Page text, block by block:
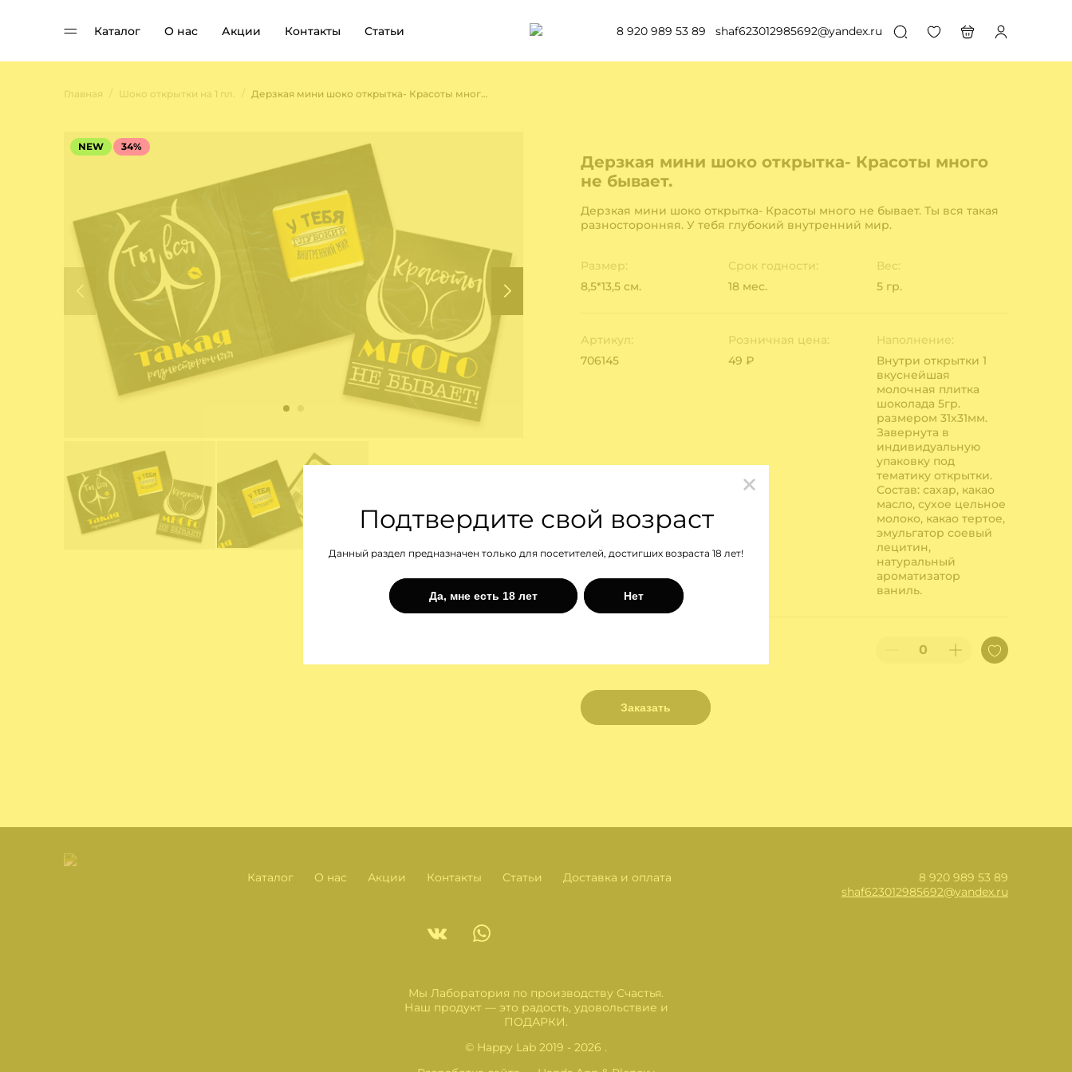
Каталог О нас Акции Контакты Статьи 8 920 989 53 89 shaf623012985692@yandex.ru
Главная / Шоко открытки на 1 пл. / Дерзкая мини шоко открытка- Красоты много не бывает.
NEW 34%
Дерзкая мини шоко открытка- Красоты много
не бывает.
Дерзкая мини шоко открытка- Красоты много не бывает. Ты вся такая
разносторонняя. У тебя глубокий внутренний мир.
Размер:
8,5*13,5 см.
Срок годности:
18 мес.
Вес:
5 гр.
Артикул:
706145
Розничная цена:
49 ₽
Наполнение:
Внутри открытки 1
вкуснейшая
молочная плитка
шоколада 5гр.
размером 31х31мм.
Завернута в
индивидуальную
упаковку под
тематику открытки.
Состав: сахар, какао
масло, сухое цельное
молоко, какао тертое,
эмульгатор соевый
лецитин,
натуральный
ароматизатор
ваниль.
Заказать
Подтвердите свой возраст
Данный раздел предназначен только для посетителей, достигших возраста 18 лет!
Да, мне есть 18 лет Нет
Каталог О нас Акции Контакты Статьи Доставка и оплата
8 920 989 53 89
shaf623012985692@yandex.ru
Мы Лаборатория по производству Счастья.
Наш продукт — это радость, удовольствие и
ПОДАРКИ.
© Happy Lab 2019 - 2026 .